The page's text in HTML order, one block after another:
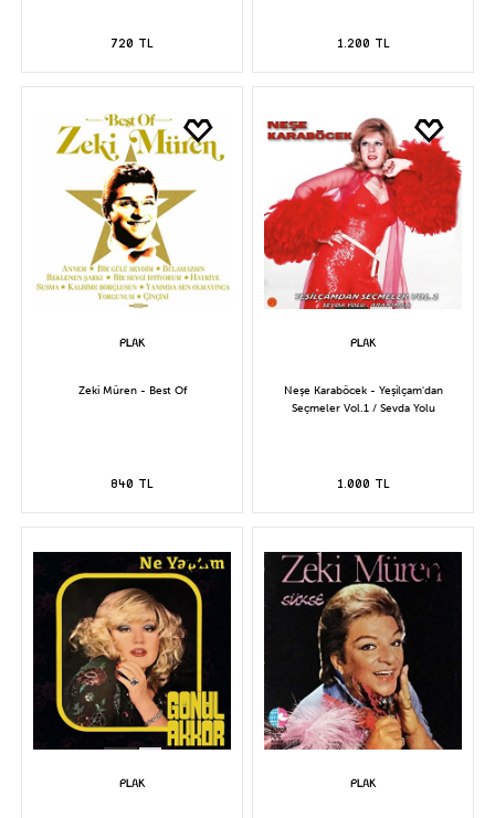
720 TL 1.200 TL
Zeki Müren - Best Of
840 TL
Neşe Karaböcek - Yeşilçam'dan
Seçmeler Vol.1 / Sevda Yolu
1.000 TL